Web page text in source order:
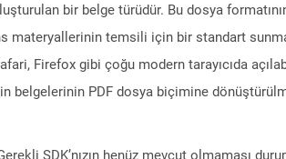
bir belge türüdür. Bu dosya
materyallerinin temsili için bir standart
Firefox gibi çoğu modern tarayıcıda
belgelerinin PDF dosya biçimine
SDK’nızın henüz mevcut olmaması